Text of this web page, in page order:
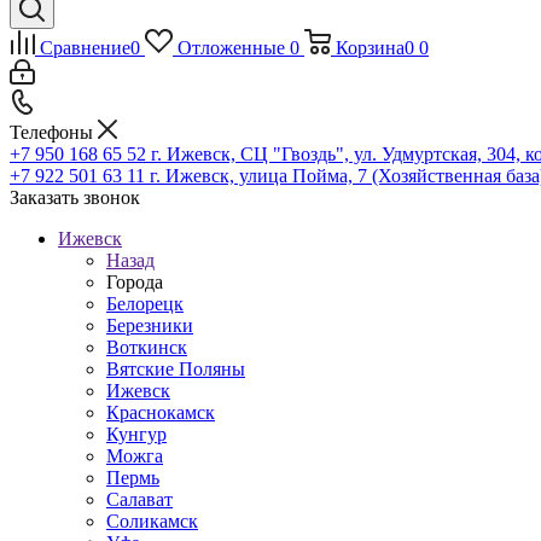
Сравнение0 Отложенные 0 Корзина0 0
Телефоны
+7 950 168 65 52 г. Ижевск, СЦ "Гвоздь", ул. Удмуртская, 304,
+7 922 501 63 11 г. Ижевск, улица Пойма, 7 (Хозяйственная
Заказать звонок
Ижевск
Назад
Города
Белорецк
Березники
Воткинск
Вятские Поляны
Ижевск
Краснокамск
Кунгур
Можга
Пермь
Салават
Соликамск